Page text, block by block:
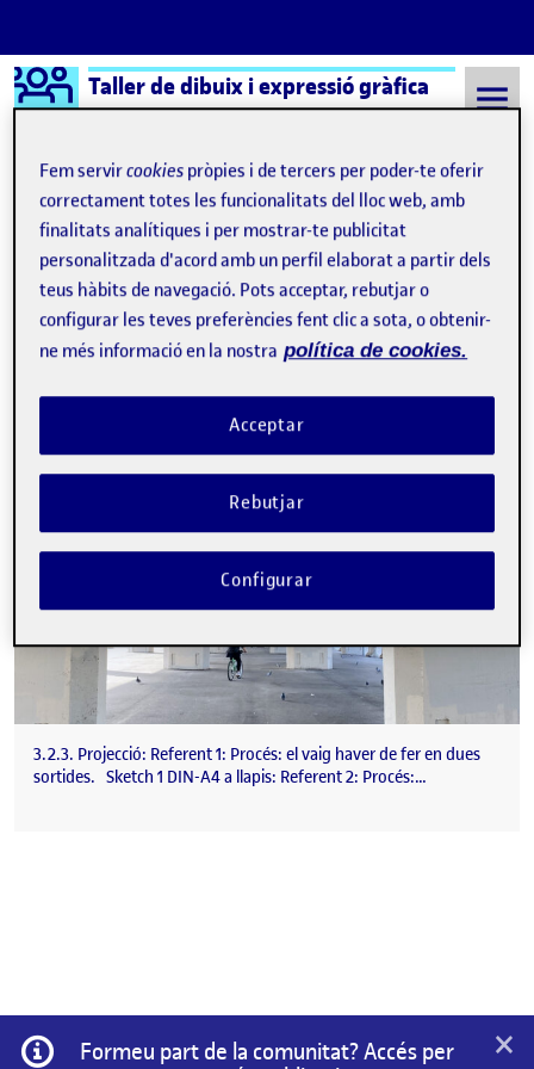
Saltar al contingut
Logo Ágora
Taller de dibuix i expressió gràfica
Semestre 20221 - Aula 1 6 Novembre, 2022
6 Novembre, 2022
PAC1-Lliurament parcial 2
Publicat per
Manelus Guerra Martínez
Data de publicació8 novembre, 2022 1:23 pm
13 comentaris
3.2.3. Projecció: Referent 1: Procés: el vaig haver de fer en dues
sortides. Sketch 1 DIN-A4 a llapis: Referent 2: Procés:…
Informació
Formeu part de la comunitat? Accés per
×
Fem servircookies pròpies i de tercers per poder-te oferir
correctament totes les funcionalitats del lloc web, amb
finalitats analítiques i per mostrar-te publicitat
personalitzada d'acord amb un perfil elaborat a partir dels
teus hàbits de navegació. Pots acceptar, rebutjar o
configurar les teves preferències fent clic a sota, o obtenir-
ne més informació en la nostra política de cookies.
Rebutjar
Acceptar
Configurar